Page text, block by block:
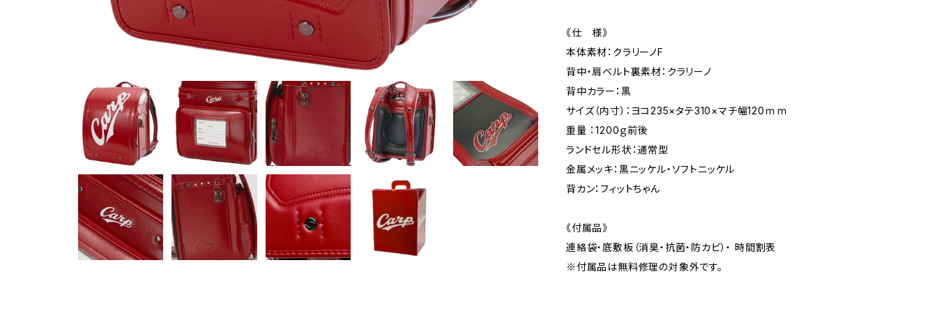
《仕 様》
本体素材：クラリーノF
背中・肩ベルト裏素材：クラリーノ
背中カラー：黒
サイズ（内寸）：ヨコ235×タテ310×マチ幅120ｍｍ
重量 ：1200ｇ前後
ランドセル形状：通常型
金属メッキ：黒ニッケル・ソフトニッケル
背カン：フィットちゃん
《付属品》
連絡袋・底敷板（消臭・抗菌・防カビ）・ 時間割表
※付属品は無料修理の対象外です。